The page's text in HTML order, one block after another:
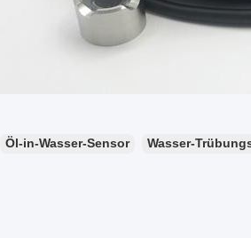
Öl-in-Wasser-Sensor Wasser-